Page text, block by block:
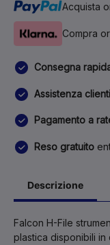
Acquista
Compra
Consegna
Assistenza clienti
Pagamento a
Reso gratuito
Descrizione
Falcon H-File
plastica disponibili